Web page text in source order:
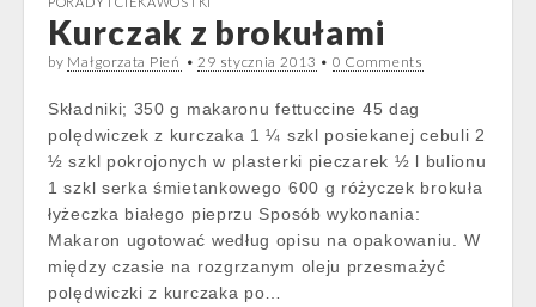
Kurczak z brokułami
by Małgorzata Pień •29 stycznia 2013 • 0 Comments
Składniki; 350 g makaronu fettuccine 45 dag
polędwiczek z kurczaka 1 ¼ szkl posiekanej cebuli 2
½ szkl pokrojonych w plasterki pieczarek ½ l bulionu
1 szkl serka śmietankowego 600 g różyczek brokuła
łyżeczka białego pieprzu Sposób wykonania:
Makaron ugotować według opisu na opakowaniu. W
między czasie na rozgrzanym oleju przesmażyć
polędwiczki z kurczaka po…